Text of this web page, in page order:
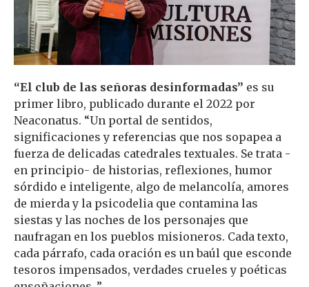
“El club de las señoras desinformadas” es su
primer libro, publicado durante el 2022 por
Neaconatus. “Un portal de sentidos,
significaciones y referencias que nos sopapea a
fuerza de delicadas catedrales textuales. Se trata -
en principio- de historias, reflexiones, humor
sórdido e inteligente, algo de melancolía, amores
de mierda y la psicodelia que contamina las
siestas y las noches de los personajes que
naufragan en los pueblos misioneros. Cada texto,
cada párrafo, cada oración es un baúl que esconde
tesoros impensados, verdades crueles y poéticas